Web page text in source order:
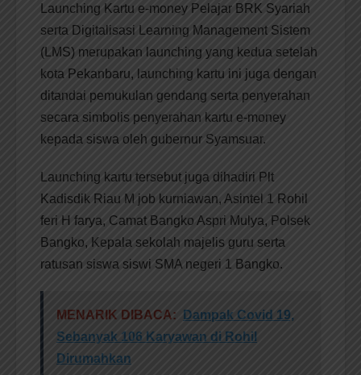
Launching Kartu e-money Pelajar BRK Syariah
serta Digitalisasi Learning Management Sistem
(LMS) merupakan launching yang kedua setelah
kota Pekanbaru, launching kartu ini juga dengan
ditandai pemukulan gendang serta penyerahan
secara simbolis penyerahan kartu e-money
kepada siswa oleh gubernur Syamsuar.
Launching kartu tersebut juga dihadiri Plt
Kadisdik Riau M job kurniawan, Asintel 1 Rohil
feri H farya, Camat Bangko Aspri Mulya, Polsek
Bangko, Kepala sekolah majelis guru serta
ratusan siswa siswi SMA negeri 1 Bangko.
MENARIK DIBACA:
Dampak Covid 19,
Sebanyak 106 Karyawan di Rohil
Dirumahkan